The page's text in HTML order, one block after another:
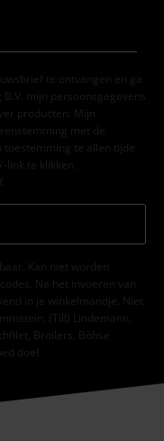
te ontvangen en ga
mijn persoonsgegevens
producten. Mijn
met de
toestemming te allen tijde
te klikken.
Kan niet worden
Na het invoeren van
in je winkelmandje. Niet
(Till) Lindemann,
Broilers, Böhse
doel.